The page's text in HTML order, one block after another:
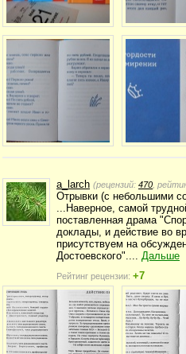
a_larch (рецензий: 470 ,
Отрывки (с небольшими
...Наверное, самой
поставленная драма
доклады, и действие во
присутствуем на
Достоевского".... Дальше
Рейтинг рецензии: +7